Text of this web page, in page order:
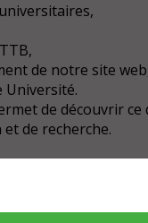
de notre site
de découvrir ce
de recherche.